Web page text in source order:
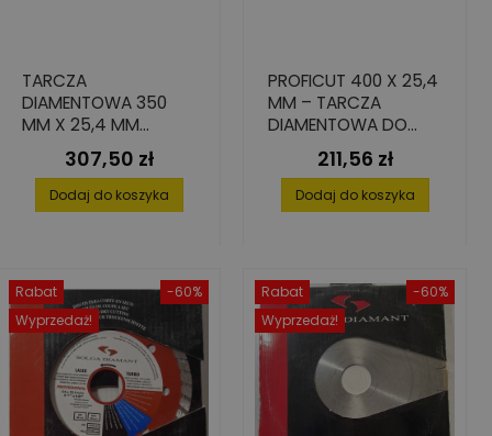
TARCZA
DIAMENTOWA 350
MM X 25,4 MM
TURBO DO BETONU
Cena
307,50 zł
Dodaj do koszyka
PROFICUT 400 X 25,4
MM – TARCZA
DIAMENTOWA DO
CIĘCIA ŚWIEŻEGO
BETONUCena
211,56 zł
Dodaj do koszyka
-60%
Rabat
Wyprzedaż!
-60%
Rabat
Wyprzedaż!